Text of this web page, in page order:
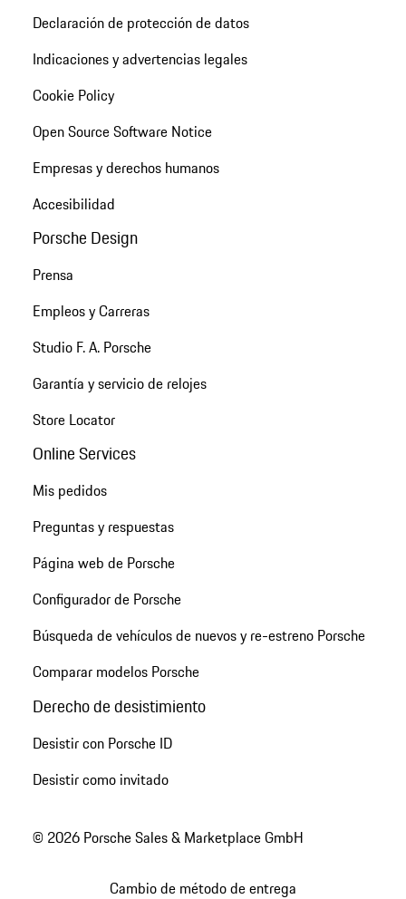
Declaración de protección de datos
Indicaciones y advertencias legales
Cookie Policy
Open Source Software Notice
Empresas y derechos humanos
Accesibilidad
Porsche Design
Prensa
Empleos y Carreras
Studio F. A. Porsche
Garantía y servicio de relojes
Store Locator
Online Services
Mis pedidos
Preguntas y respuestas
Página web de Porsche
Configurador de Porsche
Búsqueda de vehículos de nuevos y re-estreno Porsche
Comparar modelos Porsche
Derecho de desistimiento
Desistir con Porsche ID
Desistir como invitado
© 2026 Porsche Sales & Marketplace GmbH
Cambio de método de entrega